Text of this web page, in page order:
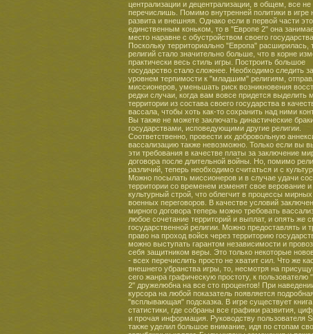
централизации и децентрализации, в общем, все не
перечислишь. Помимо внутренней политики в игре
развита и внешняя. Однако если в первой части
единственным коньком, то в "Европе 2" она
место наравне с обустройством своего государства.
Поскольку территориально "Европа" расширилась,
религий стало значительно больше, что в корне
практически весь стиль игры. Построить большое
государство стало сложнее. Необходимо следить за
уровнем терпимости к "младшим" религиям,
миссионеров, уменьшать риск возникновения
редки случаи, когда вам вовсе придется выделить
территории из состава своего государства в
вассала, чтобы хоть как-то сохранить над ними
Вы также не можете заключать династические
государствами, исповедующими другие религии.
Соответственно, провести их добровольную
вассализацию также невозможно. Только если вы
эти требования в качестве платы за заключение
договора после длительной войны. Но, помимо
различий, теперь необходимо считаться и с
Можно посылать миссионеров и в случае удачи
территории со временем изменят свое верование и
культурный строй, что облегчит в процессы
военных переговоров. В качестве условий
мирного договора теперь можно требовать
любое сочетание территорий и выплат, и опять же
государственной религии. Можно предоставлять и
право на проход войск через территорию
можно выступать гарантом независимости и
себя защитником веры. Это только некоторые
- всех перечислить просто не хватит сил. Что же
внешнего убранства игры, то, несмотря на
сего жанра графическую простоту, к пользователю
2" дружелюбна на все сто процентов! При
курсора на любой показатель появляется
"всплывающая" подсказка. В игре существует книга
статистики, где собраны все графики развития,
и прочая информация. Руководству пользователя
также уделил большое внимание, идя по стопам